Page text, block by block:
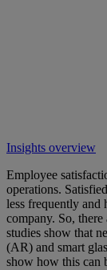
Insights overview
Employee
operations.
less frequently and
company. So,
studies show that
(AR) and smart
show how this can